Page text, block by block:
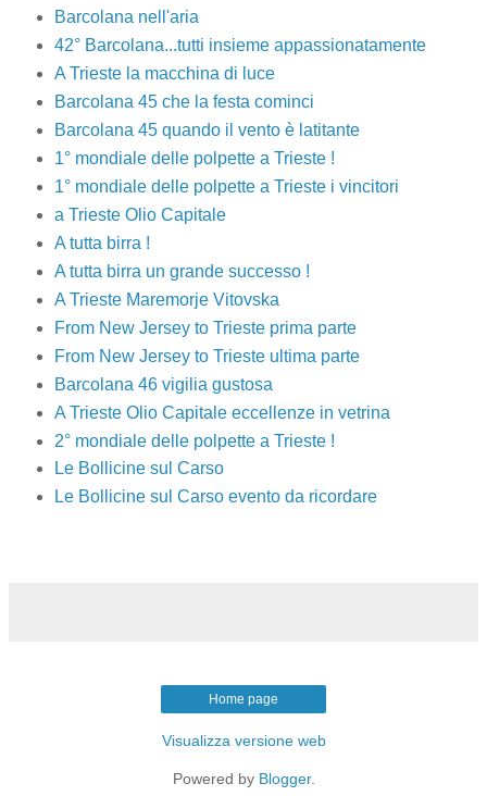
Barcolana nell'aria
42° Barcolana...tutti insieme appassionatamente
A Trieste la macchina di luce
Barcolana 45 che la festa cominci
Barcolana 45 quando il vento è latitante
1° mondiale delle polpette a Trieste !
1° mondiale delle polpette a Trieste i vincitori
a Trieste Olio Capitale
A tutta birra !
A tutta birra un grande successo !
A Trieste Maremorje Vitovska
From New Jersey to Trieste prima parte
From New Jersey to Trieste ultima parte
Barcolana 46 vigilia gustosa
A Trieste Olio Capitale eccellenze in vetrina
2° mondiale delle polpette a Trieste !
Le Bollicine sul Carso
Le Bollicine sul Carso evento da ricordare
Home page
Visualizza versione web
Powered by Blogger.